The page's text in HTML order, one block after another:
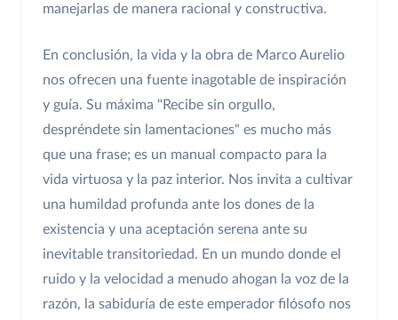
manejarlas de manera racional y constructiva.
En conclusión, la vida y la obra de Marco Aurelio
nos ofrecen una fuente inagotable de inspiración
y guía. Su máxima "Recibe sin orgullo,
despréndete sin lamentaciones" es mucho más
que una frase; es un manual compacto para la
vida virtuosa y la paz interior. Nos invita a cultivar
una humildad profunda ante los dones de la
existencia y una aceptación serena ante su
inevitable transitoriedad. En un mundo donde el
ruido y la velocidad a menudo ahogan la voz de la
razón, la sabiduría de este emperador filósofo nos